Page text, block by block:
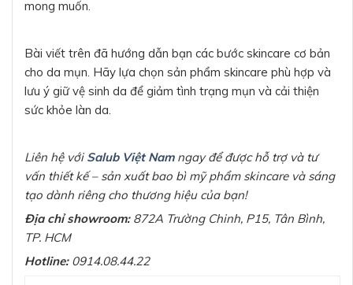
mong muốn.
Bài viết trên đã hướng dẫn bạn các bước skincare cơ bản
cho da mụn. Hãy lựa chọn sản phẩm skincare phù hợp và
lưu ý giữ vệ sinh da để giảm tình trạng mụn và cải thiện
sức khỏe làn da.
Liên hệ với Salub Việt Namngay để được hỗ trợ và tư
vấn thiết kế – sản xuất bao bì mỹ phẩm skincare và sáng
tạo dành riêng cho thương hiệu của bạn!
Địa chỉ showroom:872A Trường Chinh, P15, Tân Bình,
TP. HCM
Hotline:0914.08.44.22